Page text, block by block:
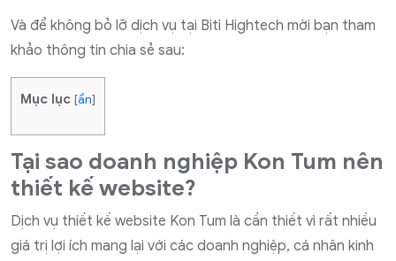
Và để không bỏ lỡ dịch vụ tại Biti Hightech mời bạn tham
khảo thông tin chia sẻ sau:
Mục lục [ẩn]
Tại sao doanh nghiệp Kon Tum nên
thiết kế website?
Dịch vụ thiết kế website Kon Tum là cần thiết vì rất nhiều
giá trị lợi ích mang lại với các doanh nghiệp, cá nhân kinh